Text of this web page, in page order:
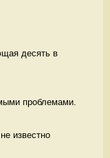
десять в
проблемами.
известно